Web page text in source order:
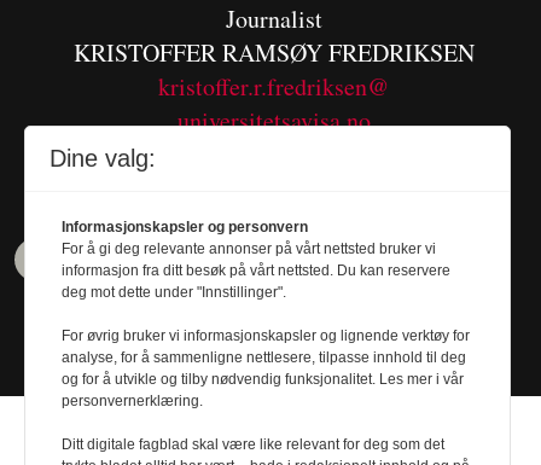
Journalist
KRISTOFFER RAMSØY FREDRIKSEN
kristoffer.r.fredriksen@
universitetsavisa.no
Dine valg:
Informasjonskapsler og personvern
For å gi deg relevante annonser på vårt nettsted bruker vi
informasjon fra ditt besøk på vårt nettsted. Du kan reservere
deg mot dette under "Innstillinger".
For øvrig bruker vi informasjonskapsler og lignende verktøy for
analyse, for å sammenligne nettlesere, tilpasse innhold til deg
og for å utvikle og tilby nødvendig funksjonalitet. Les mer i vår
personvernerklæring.
Ditt digitale fagblad skal være like relevant for deg som det